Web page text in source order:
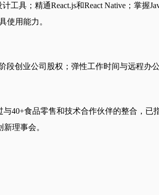
具；精通React.js和React Native；掌握
使用能力。
段创业公司股权；弹性工作时间与远程办
40+食品零售和技术合作伙伴的整合，
理事会。